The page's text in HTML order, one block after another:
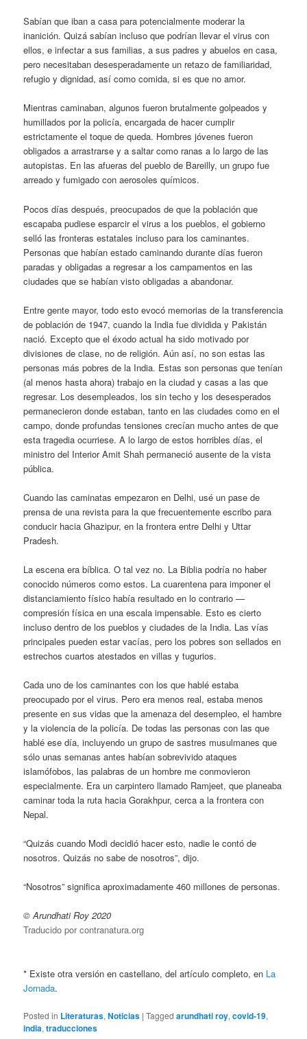
Sabían que iban a casa para potencialmente moderar la
inanición. Quizá sabían incluso que podrían llevar el virus con
ellos, e infectar a sus familias, a sus padres y abuelos en casa,
pero necesitaban desesperadamente un retazo de familiaridad,
refugio y dignidad, así como comida, si es que no amor.
Mientras caminaban, algunos fueron brutalmente golpeados y
humillados por la policía, encargada de hacer cumplir
estrictamente el toque de queda. Hombres jóvenes fueron
obligados a arrastrarse y a saltar como ranas a lo largo de las
autopistas. En las afueras del pueblo de Bareilly, un grupo fue
arreado y fumigado con aerosoles químicos.
Pocos días después, preocupados de que la población que
escapaba pudiese esparcir el virus a los pueblos, el gobierno
selló las fronteras estatales incluso para los caminantes.
Personas que habían estado caminando durante días fueron
paradas y obligadas a regresar a los campamentos en las
ciudades que se habían visto obligadas a abandonar.
Entre gente mayor, todo esto evocó memorias de la transferencia
de población de 1947, cuando la India fue dividida y Pakistán
nació. Excepto que el éxodo actual ha sido motivado por
divisiones de clase, no de religión. Aún así, no son estas las
personas más pobres de la India. Estas son personas que tenían
(al menos hasta ahora) trabajo en la ciudad y casas a las que
regresar. Los desempleados, los sin techo y los desesperados
permanecieron donde estaban, tanto en las ciudades como en el
campo, donde profundas tensiones crecían mucho antes de que
esta tragedia ocurriese. A lo largo de estos horribles días, el
ministro del Interior Amit Shah permaneció ausente de la vista
pública.
Cuando las caminatas empezaron en Delhi, usé un pase de
prensa de una revista para la que frecuentemente escribo para
conducir hacia Ghazipur, en la frontera entre Delhi y Uttar
Pradesh.
La escena era bíblica. O tal vez no. La Biblia podría no haber
conocido números como estos. La cuarentena para imponer el
distanciamiento físico había resultado en lo contrario —
compresión física en una escala impensable. Esto es cierto
incluso dentro de los pueblos y ciudades de la India. Las vías
principales pueden estar vacías, pero los pobres son sellados en
estrechos cuartos atestados en villas y tugurios.
Cada uno de los caminantes con los que hablé estaba
preocupado por el virus. Pero era menos real, estaba menos
presente en sus vidas que la amenaza del desempleo, el hambre
y la violencia de la policía. De todas las personas con las que
hablé ese día, incluyendo un grupo de sastres musulmanes que
sólo unas semanas antes habían sobrevivido ataques
islamófobos, las palabras de un hombre me conmovieron
especialmente. Era un carpintero llamado Ramjeet, que planeaba
caminar toda la ruta hacia Gorakhpur, cerca a la frontera con
Nepal.
“Quizás cuando Modi decidió hacer esto, nadie le contó de
nosotros. Quizás no sabe de nosotros”, dijo.
“Nosotros” significa aproximadamente 460 millones de personas.
© Arundhati Roy 2020
Traducido por contranatura.org
* Existe otra versión en castellano, del artículo completo, en La
Jornada.
Posted in Literaturas,Noticias |Tagged arundhati roy,covid-19,
india,traducciones